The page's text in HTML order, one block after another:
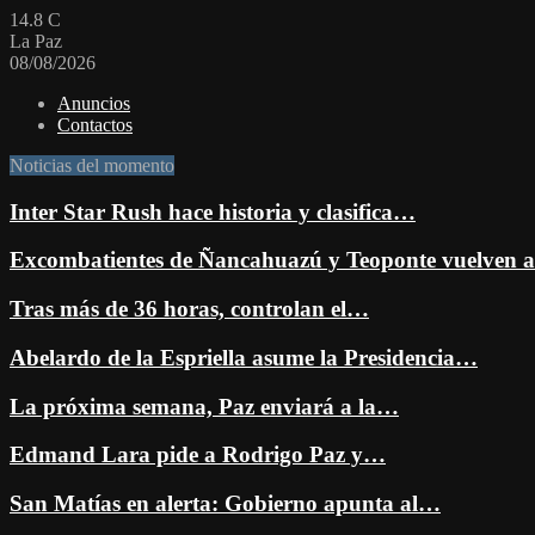
14.8 C
La Paz
08/08/2026
Anuncios
Contactos
Noticias del momento
Inter Star Rush hace historia y clasifica…
Excombatientes de Ñancahuazú y Teoponte vuelven
Tras más de 36 horas, controlan el…
Abelardo de la Espriella asume la Presidencia…
La próxima semana, Paz enviará a la…
Edmand Lara pide a Rodrigo Paz y…
San Matías en alerta: Gobierno apunta al…